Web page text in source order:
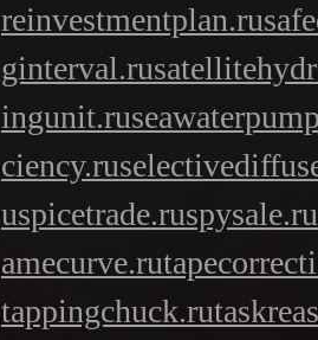
reinvestmentplan.ru
ginterval.ru
ingunit.ru
ciency.ru
uspicetrade.ruspysale.ru
amecurve.ru
tappingchuck.ru